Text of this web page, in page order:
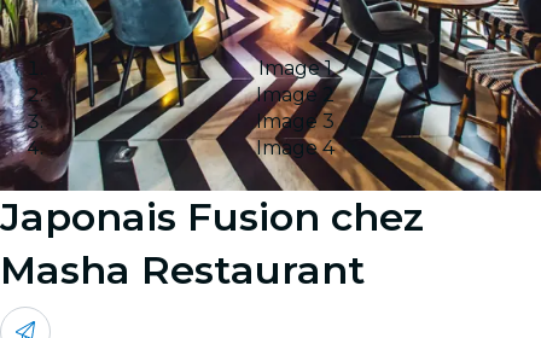
Image 1
Image 2
Image 3
Image 4
Japonais Fusion chez
Masha Restaurant